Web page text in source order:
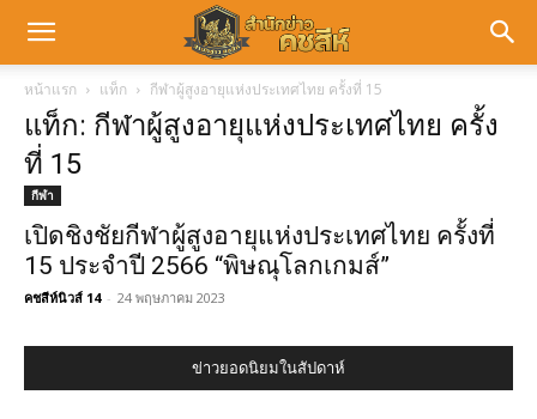
หน้าแรก แท็ก กีฬาผู้สูงอายุแห่งประเทศไทย ครั้งที่ 15
แท็ก: กีฬาผู้สูงอายุแห่งประเทศไทย ครั้ง
ที่ 15
กีฬา
เปิดชิงชัยกีฬาผู้สูงอายุแห่งประเทศไทย ครั้งที่
15 ประจำปี 2566 “พิษณุโลกเกมส์”
คชสีห์นิวส์ 14 - 24 พฤษภาคม 2023
ข่าวยอดนิยมในสัปดาห์